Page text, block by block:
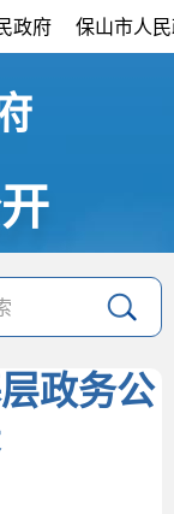
政府 保山市人
政务公